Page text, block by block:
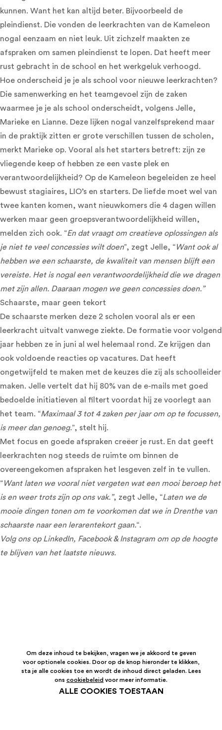
kunnen. Want het kan altijd beter. Bijvoorbeeld de
pleindienst. Die vonden de leerkrachten van de Kameleon
nogal eenzaam en niet leuk. Uit zichzelf maakten ze
afspraken om samen pleindienst te lopen. Dat heeft meer
rust gebracht in de school en het werkgeluk verhoogd.
Hoe onderscheid je je als school voor nieuwe leerkrachten?
Die samenwerking en het teamgevoel zijn de zaken
waarmee je je als school onderscheidt, volgens Jelle,
Marieke en Lianne. Deze lijken nogal vanzelfsprekend maar
in de praktijk zitten er grote verschillen tussen de scholen,
merkt Marieke op. Vooral als het starters betreft: zijn ze
vliegende keep of hebben ze een vaste plek en
verantwoordelijkheid? Op de Kameleon begeleiden ze heel
bewust stagiaires, LIO’s en starters. De liefde moet wel van
twee kanten komen, want nieuwkomers die 4 dagen willen
werken maar geen groepsverantwoordelijkheid willen,
melden zich ook. “En dat vraagt om creatieve oplossingen als
je niet te veel concessies wilt doen”, zegt Jelle, “Want ook al
hebben we een schaarste, de kwaliteit van mensen blijft een
vereiste. Het is nogal een verantwoordelijkheid die we dragen
met zijn allen. Daaraan mogen we geen concessies doen.”
Schaarste, maar geen tekort
De schaarste merken deze 2 scholen vooral als er een
leerkracht uitvalt vanwege ziekte. De formatie voor volgend
jaar hebben ze in juni al wel helemaal rond. Ze krijgen dan
ook voldoende reacties op vacatures. Dat heeft
ongetwijfeld te maken met de keuzes die zij als schoolleider
maken. Jelle vertelt dat hij 80% van de e-mails met goed
bedoelde initiatieven al filtert voordat hij ze voorlegt aan
het team. “Maximaal 3 tot 4 zaken per jaar om op te focussen,
is meer dan genoeg.”, stelt hij.
Met focus en goede afspraken creëer je rust. En dat geeft
leerkrachten nog steeds de ruimte om binnen de
overeengekomen afspraken het lesgeven zelf in te vullen.
“Want laten we vooral niet vergeten wat een mooi beroep het
is en weer trots zijn op ons vak.”, zegt Jelle, “Laten we de
mooie dingen tonen om te voorkomen dat we in Drenthe van
schaarste naar een lerarentekort gaan.“.
Volg ons op LinkedIn, Facebook&Instagram om op de hoogte
te blijven van het laatste nieuws.
Om deze inhoud te bekijken, vragen we je akkoord te geven
voor optionele cookies. Door op de knop hieronder te klikken,
sta je alle cookies toe en wordt de inhoud direct geladen. Lees
ons cookiebeleid voor meer informatie.
ALLE COOKIES TOESTAAN